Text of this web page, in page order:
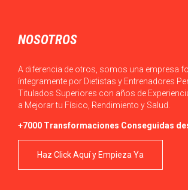
NOSOTROS
A diferencia de otros, somos una empresa
íntegramente por Dietistas y Entrenadores
Titulados Superiores con años de
a Mejorar tu Físico, Rendimiento y Salud.
+7000 Transformaciones Conseguidas
Haz Click Aquí y Empieza Ya